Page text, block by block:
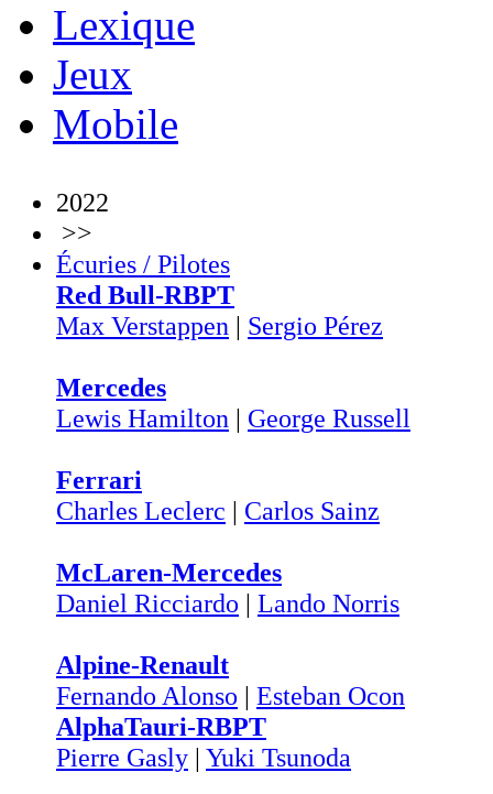
Lexique
Jeux
Mobile
2022
>>
Écuries / Pilotes
Red Bull-RBPT
Max Verstappen | Sergio Pérez
Mercedes
Lewis Hamilton | George Russell
Ferrari
Charles Leclerc | Carlos Sainz
McLaren-Mercedes
Daniel Ricciardo | Lando Norris
Alpine-Renault
Fernando Alonso | Esteban Ocon
AlphaTauri-RBPT
Pierre Gasly | Yuki Tsunoda